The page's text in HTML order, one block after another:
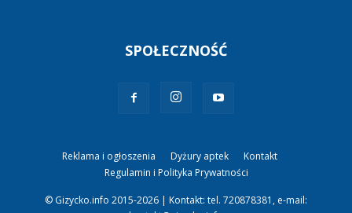
SPOŁECZNOŚĆ
Reklama i ogłoszenia Dyżury aptek
Kontakt
Regulamin i Polityka Prywatności
© Gizycko.info 2015-2026 | Kontakt: tel. 720878381, e-mail: